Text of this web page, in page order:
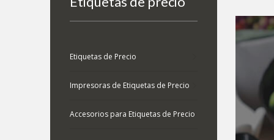
Etiquetas de Precio
Impresoras de Etiquetas de Precio
Accesorios para Etiquetas de Precio